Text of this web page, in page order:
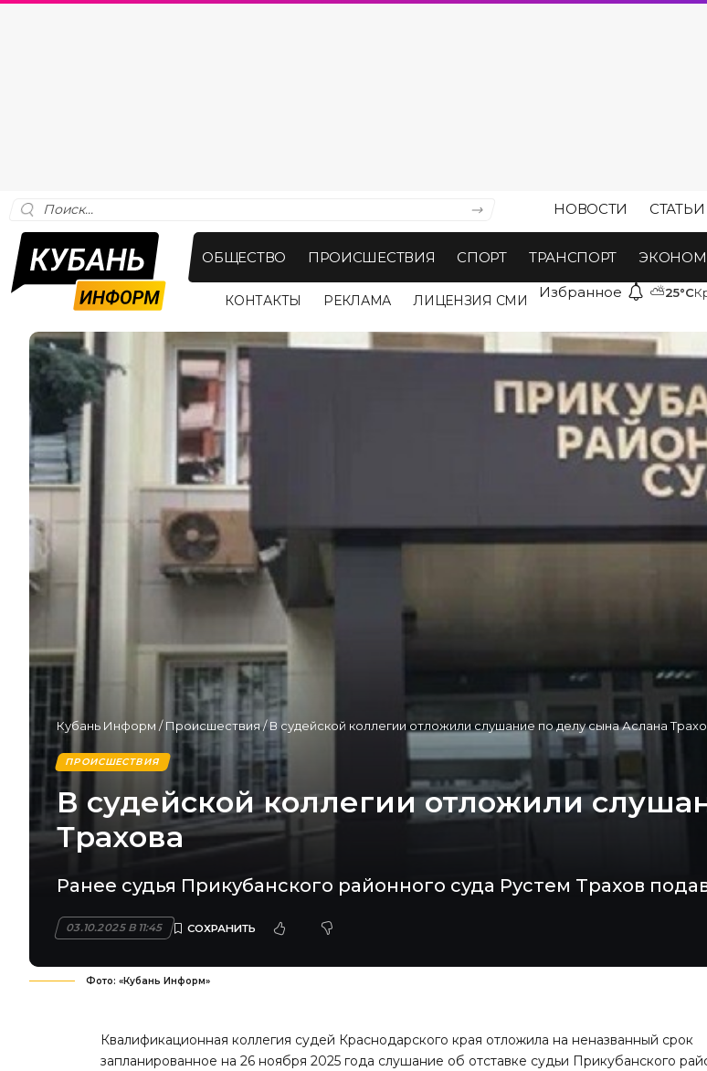
НОВОСТИ СТАТЬИ
ОБЩЕСТВО ПРОИСШЕСТВИЯ СПОРТ ТРАНСПОРТ
КОНТАКТЫ РЕКЛАМА ЛИЦЕНЗИЯ СМИ Избранное ⛅25°C
Кубань Информ /Происшествия/В судейской коллегии отложили слушание по делу сына Аслана
ПРОИСШЕСТВИЯ
В судейской коллегии отложили
Трахова
Ранее судья Прикубанского районного суда Рустем Трахов
03.10.2025 В 11:45
Фото: «Кубань Информ»
Квалификационная коллегия судей Краснодарского края отложила на неназванный срок
запланированное на 26 ноября 2025 года слушание об отставке судьи Прикубанского